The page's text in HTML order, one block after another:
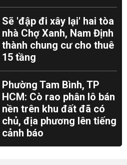
Sẽ 'đập đi xây lại' hai tòa
nhà Chợ Xanh, Nam Định
thành chung cư cho thuê
15 tầng
Phường Tam Bình, TP
HCM: Cò rao phân lô bán
nền trên khu đất đã có
chủ, địa phương lên tiếng
cảnh báo